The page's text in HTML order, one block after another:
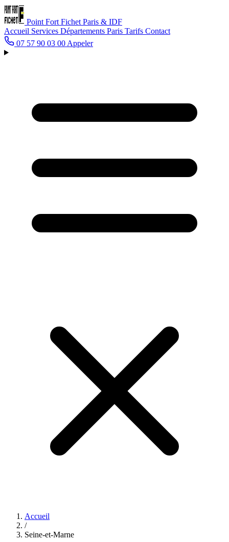
Point Fort Fichet Paris & IDF
Accueil Services Départements Paris Tarifs Contact
07 57 90 03 00 Appeler
Accueil
/
Seine-et-Marne